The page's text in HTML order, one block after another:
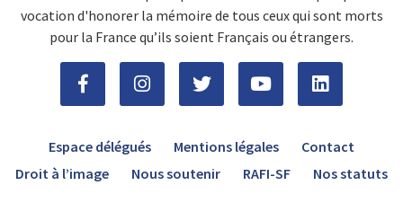
vocation d'honorer la mémoire de tous ceux qui sont morts
pour la France qu’ils soient Français ou étrangers.
Espace délégués Mentions légales
Contact
Droit à l’image
Nous soutenir RAFI-SF Nos statuts